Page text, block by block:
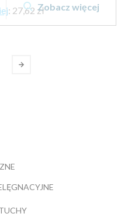
: 27,62 złZobacz więcej